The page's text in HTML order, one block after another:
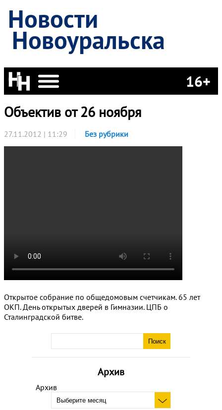
Новости
Новоуральска
16+
Архив
Архив
Объектив от 26 ноября
27.11.2012 | 11:29 Без рубрики
Открытое собрание по общедомовым счетчикам. 65 лет
ОКП. День открытых дверей в Гимназии. ЦПБ о
Сталинградской битве.